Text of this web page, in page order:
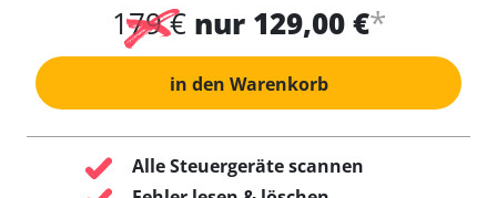
179 € nur 129,00 €*
in den Warenkorb
Alle Steuergeräte scannen